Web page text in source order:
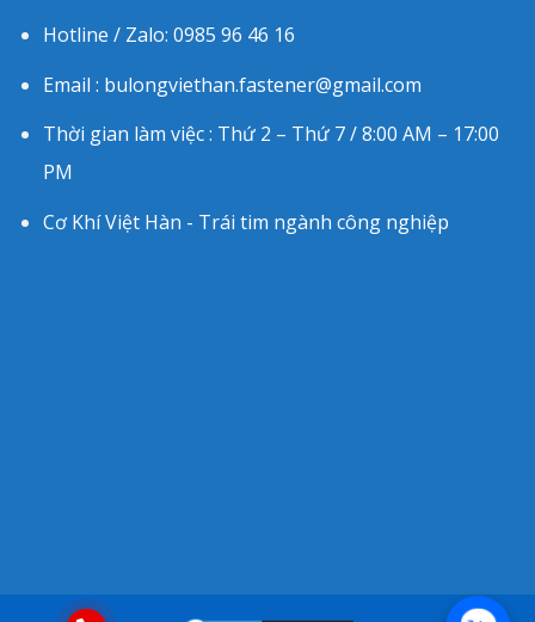
Hotline / Zalo: 0985 96 46 16
Email : bulongviethan.fastener@gmail.com
Thời gian làm việc : Thứ 2 – Thứ 7 / 8:00 AM – 17:00
PM
Cơ Khí Việt Hàn - Trái tim ngành công nghiệp